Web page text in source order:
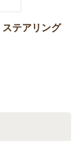
テアリング